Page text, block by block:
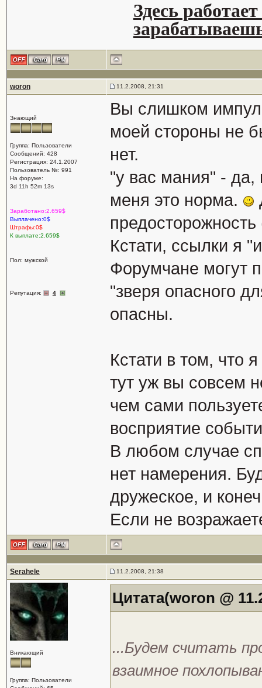
Здесь
woron 11.2.2008, 21:31
Знающий
Группа: Пользователи
Сообщений: 428
Регистрация: 24.1.2007
Пользователь №: 991
На форуме:
3d 11h 52m 13s
Заработано:2.659$
Выплачено:0$
Штрафы:0$
К выплате:2.659$
Пол: мужской
Репутация: 4
Вы слишком
моей стороны не
нет.
"у вас мания" - да,
меня это норма.
Кстати, ссылки я
Форумчане могут
"зверя опасного
опасны.
Кстати в том, что
тут уж вы совсем
чем сами
восприятие
В любом случае
нет намерения.
дружеское, и
Если не
Serahele 11.2.2008, 21:38
Вникающий
Группа: Пользователи
Цитата(woron @
...Будем считать
взаимное